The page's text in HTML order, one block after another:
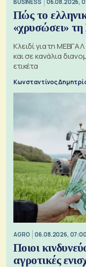
BUSINESS 06.08.2026,
Πώς το
«χρυσώσει»
Κλειδί για τη
και σε κανάλια
ετικέτα
Κωνσταντίνος
AGRO 06.08.2026, 07:00
Ποιοι
αγροτικές